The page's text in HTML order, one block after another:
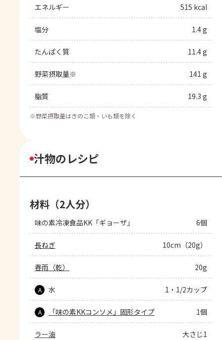
エネルギー 515 kcal
塩分 1.4 g
たんぱく質 11.4 g
野菜摂取量※ 141 g
脂質 19.3 g
※野菜摂取量はきのこ類・いも類を除く
汁物のレシピ
材料（2人分）
味の素冷凍食品KK「ギョーザ」 6個
長ねぎ 10cm（20g）
春雨（乾） 20g
A 水 1・1/2カップ
A 「味の素KKコンソメ」固形タイプ 1個
ラー油 大さじ1